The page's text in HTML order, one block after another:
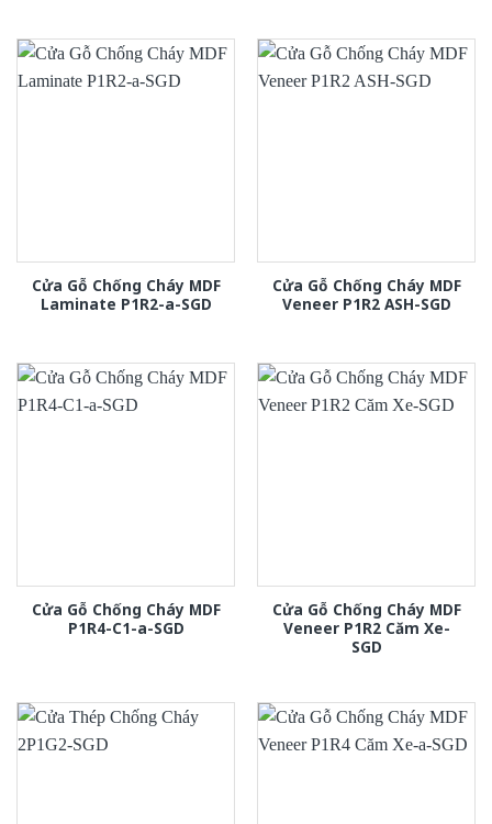
Cửa Gỗ Chống Cháy MDF
Laminate P1R2-a-SGD
Cửa Gỗ Chống Cháy MDF
Veneer P1R2 ASH-SGD
Cửa Gỗ Chống Cháy MDF
P1R4-C1-a-SGD
Cửa Gỗ Chống Cháy MDF
Veneer P1R2 Căm Xe-
SGD